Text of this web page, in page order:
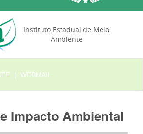
Instituto Estadual de Meio
Ambiente
| WEBMAIL
Impacto Ambiental